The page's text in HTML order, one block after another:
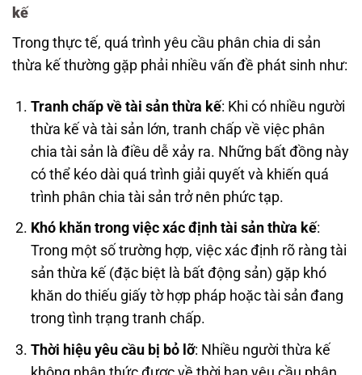
kế
Trong thực tế, quá trình yêu cầu phân chia di sản
thừa kế thường gặp phải nhiều vấn đề phát sinh như:
Tranh chấp về tài sản thừa kế: Khi có nhiều người
thừa kế và tài sản lớn, tranh chấp về việc phân
chia tài sản là điều dễ xảy ra. Những bất đồng này
có thể kéo dài quá trình giải quyết và khiến quá
trình phân chia tài sản trở nên phức tạp.
Khó khăn trong việc xác định tài sản thừa kế:
Trong một số trường hợp, việc xác định rõ ràng tài
sản thừa kế (đặc biệt là bất động sản) gặp khó
khăn do thiếu giấy tờ hợp pháp hoặc tài sản đang
trong tình trạng tranh chấp.
Thời hiệu yêu cầu bị bỏ lỡ: Nhiều người thừa kế